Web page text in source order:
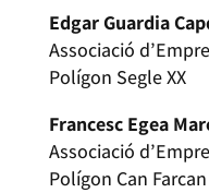
Edgar Guardia
Associació
Polígon Segle XX
Francesc Egea
Associació
Polígon Can Farcan